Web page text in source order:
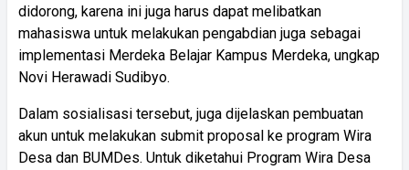
didorong, karena ini juga harus dapat melibatkan
mahasiswa untuk melakukan pengabdian juga sebagai
implementasi Merdeka Belajar Kampus Merdeka, ungkap
Novi Herawadi Sudibyo.
Dalam sosialisasi tersebut, juga dijelaskan pembuatan
akun untuk melakukan submit proposal ke program Wira
Desa dan BUMDes. Untuk diketahui Program Wira Desa